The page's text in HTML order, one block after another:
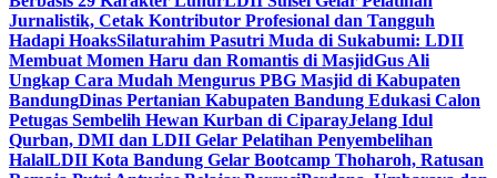
Jurnalistik, Cetak Kontributor Profesional dan Tangguh
Hadapi HoaksSilaturahim Pasutri Muda di Sukabumi: LDII
Membuat Momen Haru dan Romantis di MasjidGus Ali
Ungkap Cara Mudah Mengurus PBG Masjid di Kabupaten
BandungDinas Pertanian Kabupaten Bandung Edukasi Calon
Petugas Sembelih Hewan Kurban di CiparayJelang Idul
Qurban, DMI dan LDII Gelar Pelatihan Penyembelihan
HalalLDII Kota Bandung Gelar Bootcamp Thoharoh, Ratusan